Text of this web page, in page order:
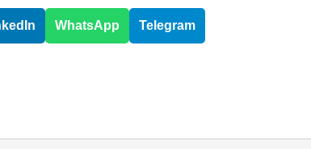
WhatsApp Telegram